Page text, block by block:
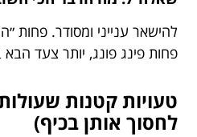
להישאר ענייני ומסודר. פחות
פחות פינג פונג, יותר צעד הבא
טעויות קטנות
לחסוך אותן בכיף)